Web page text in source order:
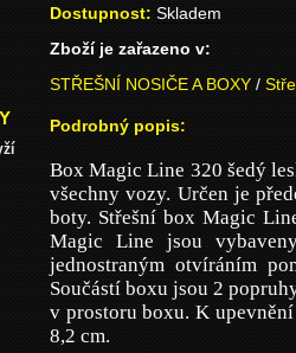
Dostupnost: Skladem
Zboží je zařazeno v:
STŘEŠNÍ NOSIČE A BOXY /
Podrobný popis:
Box Magic Line 320 šedý
všechny vozy. Určen je
boty. Střešní box Magic
Magic Line jsou
jednostraným otvíráním
Součástí boxu jsou 2
v prostoru boxu. K
8,2 cm.